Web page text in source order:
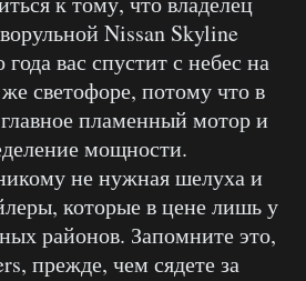
Nissan Skyline
вас спустит с небес на
светофоре, потому что в
пламенный мотор и
мощности.
не нужная шелуха и
которые в цене лишь у
районов. Запомните это,
прежде, чем сядете за